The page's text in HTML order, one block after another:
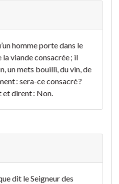
homme porte dans le
viande consacrée ; il
un mets bouilli, du vin, de
: sera-ce consacré ?
et dirent : Non.
dit le Seigneur des